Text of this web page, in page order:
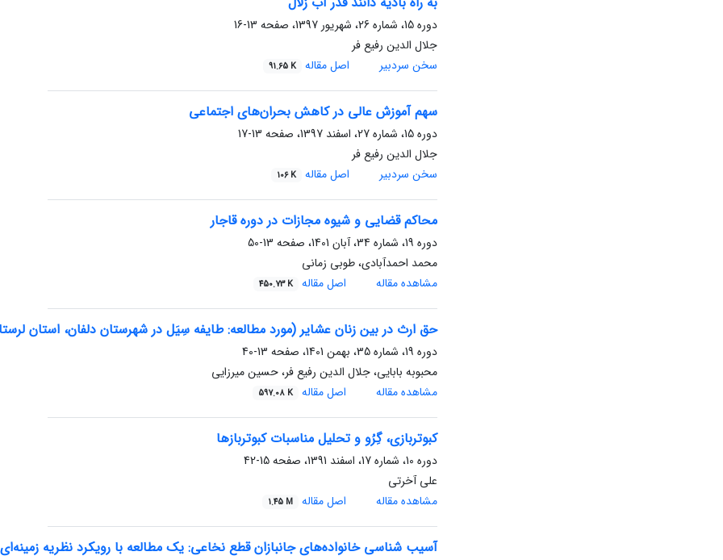
دوره 15، شماره 26، شهریور 1397، صفحه
13-16
جلال الدین رفیع فر
سخن سردبیر
اصل مقاله 91.65 K
سهم آموزش عالی در کاهش بحران‌های اجتماعی
دوره 15، شماره 27، اسفند 1397، صفحه
13-17
جلال الدین رفیع فر
سخن سردبیر
اصل مقاله 106 K
محاکم قضایی و شیوه مجازات در دوره قاجار
دوره 19، شماره 34، آبان 1401، صفحه
13-50
محمد احمدآبادی، طوبی زمانی
مشاهده مقاله
اصل مقاله 450.73 K
حق ارث در بین زنان عشایر (مورد مطالعه: طایفه سِیَل در شهرستان دلفان، استان
دوره 19، شماره 35، بهمن 1401، صفحه
13-40
محبوبه بابایی، جلال الدین رفیع فر، حسین میرزایی
مشاهده مقاله
اصل مقاله 597.08 K
کبوتربازی، گِرُو و تحلیل مناسبات کبوتربازها
دوره 10، شماره 17، اسفند 1391، صفحه
15-42
علی آخرتی
مشاهده مقاله
اصل مقاله 1.45 M
آسیب شناسی خانواده‌های جانبازان قطع نخاعی: یک مطالعه با رویکرد نظریه زمینه‌ای